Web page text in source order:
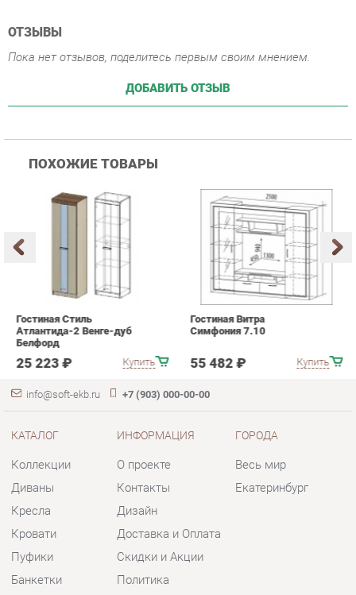
ПОХОЖИЕ ТОВАРЫ
Купить
Гостиная Стиль
25 223 ₽ Купить
Гостиная Витра
Симфония 7.10
55 482 ₽
КАТАЛОГ
Коллекции
Диваны
Кресла
Кровати
Пуфики
Обувницы
Комплектующие
О проекте
Контакты
Дизайн
Доставка и Оплата
Скидки и Акции
Гарантия
Помощь
ГОРОДА
Екатеринбург
КОНТАКТЫ
Шоурум и склад самовывоза
Адрес: г. Екатеринбург, пер.